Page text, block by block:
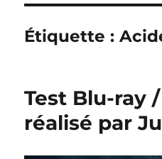
Étiquette :
Test Blu-ray
réalisé par